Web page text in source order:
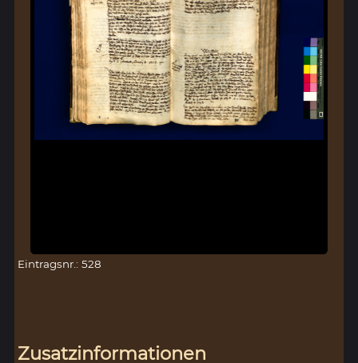
Eintragsnr.: 528
Zusatzinformationen